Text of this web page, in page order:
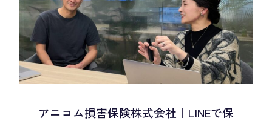
アニコム損害保険株式会社｜LINEで保